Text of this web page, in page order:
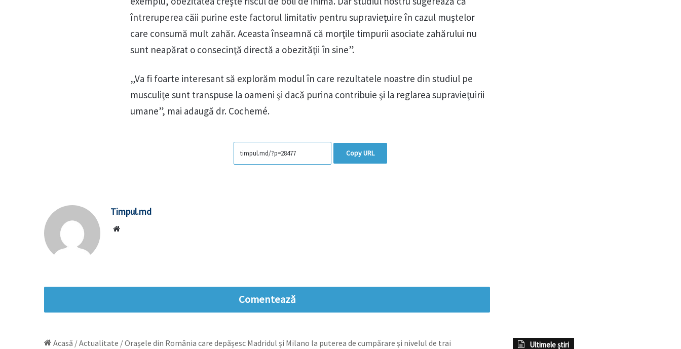
întreruperea căii purine este factorul limitativ pentru supravieţuire în cazul muştelor
care consumă mult zahăr. Aceasta înseamnă că morţile timpurii asociate zahărului nu
sunt neapărat o consecinţă directă a obezităţii în sine”.
„Va fi foarte interesant să explorăm modul în care rezultatele noastre din studiul pe
musculiţe sunt transpuse la oameni şi dacă purina contribuie şi la reglarea supravieţuirii
umane”, mai adaugă dr. Cochemé.
Copy URL
Timpul.md
Comentează